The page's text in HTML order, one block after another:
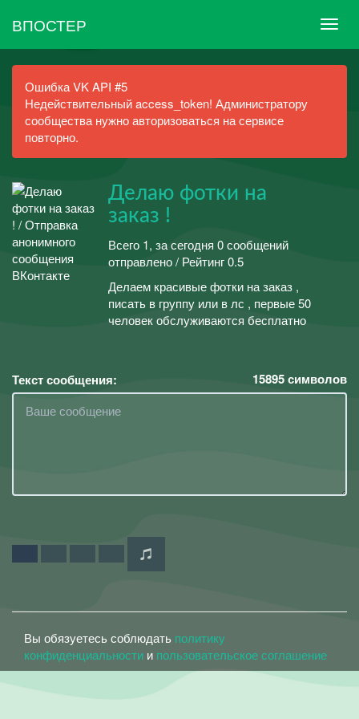
ВПОСТЕР
Ошибка VK API #5
Недействительный access_token! Администратору
сообщества нужно авторизоваться на сервисе
повторно.
Делаю фотки на
заказ !
Всего 1, за сегодня 0 сообщений
отправлено / Рейтинг 0.5
Делаем красивые фотки на заказ ,
писать в группу или в лс , первые 50
человек обслуживаются бесплатно
Текст сообщения: 15895символов
Вы обязуетесь соблюдать политику
конфиденциальности и пользовательское соглашение